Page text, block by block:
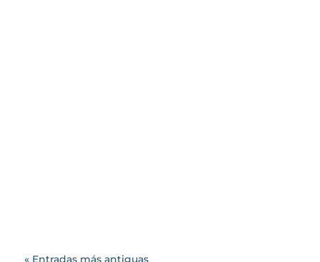
« Entradas más antiguas